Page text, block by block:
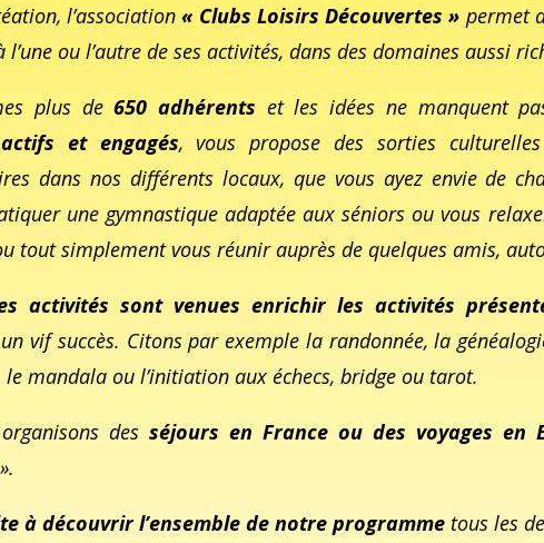
l’association« Clubs Loisirs Découvertes » permet
ou l’autre de ses activités, dans des domaines aussi
plus de650 adhérents et les idées ne manquent
et engagés, vous propose des sorties
dans nos différents locaux, que vous ayez envie de
une gymnastique adaptée aux séniors ou vous
tout simplement vous réunir auprès de quelques amis,
activités sont venues enrichir les activités
vif succès. Citons par exemple la randonnée, la
le mandala ou l’initiation aux échecs, bridge ou tarot.
desséjours en France ou des voyages en
à découvrir l’ensemble de notre programmetous les